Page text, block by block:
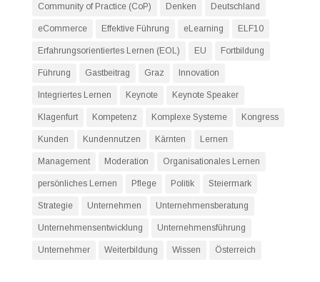
Community of Practice (CoP) Denken Deutschland
eCommerce Effektive Führung eLearning ELF10
Erfahrungsorientiertes Lernen (EOL) EU Fortbildung
Führung Gastbeitrag Graz Innovation
Integriertes Lernen Keynote Keynote Speaker
Klagenfurt Kompetenz Komplexe Systeme Kongress
Kunden Kundennutzen Kärnten Lernen
Management Moderation Organisationales Lernen
persönliches Lernen Pflege Politik Steiermark
Strategie Unternehmen Unternehmensberatung
Unternehmensentwicklung Unternehmensführung
Unternehmer Weiterbildung Wissen Österreich